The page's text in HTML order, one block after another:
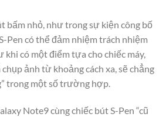
bấm nhỏ, như trong sự kiện công bố
Pen có thể đảm nhiệm trách nhiệm
có một điểm tựa cho chiếc máy,
ảnh từ khoảng cách xa, sẽ chẳng
trong một số trường hợp.
Note9 cùng chiếc bút S-Pen “cũ